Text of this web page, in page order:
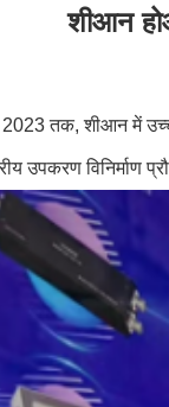
शीआन
तक, शीआन में उच्च
उपकरण विनिर्माण